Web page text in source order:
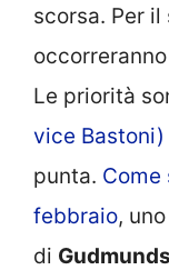
scorsa. Per il
Le priorità
vice Bastoni)
punta.
febbraio,
di